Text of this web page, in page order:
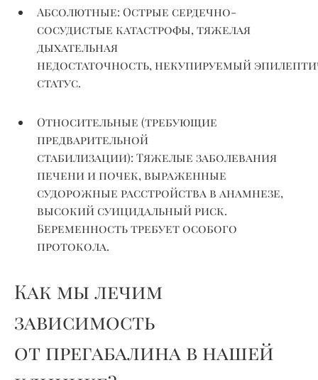
Абсолютные: Острые сердечно-
сосудистые катастрофы, тяжелая
дыхательная
недостаточность, некупируемый
статус.
Относительные (требующие
предварительной
стабилизации): Тяжелые заболевания
печени и почек, выраженные
судорожные расстройства в анамнезе,
высокий суицидальный риск.
Беременность требует особого
протокола.
Как мы лечим
зависимость
от прегабалина в нашей